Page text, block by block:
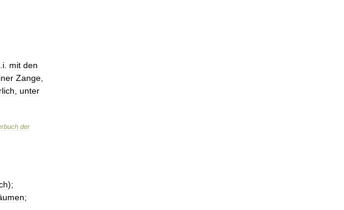
i mit den
Zange
unter
der
);
;